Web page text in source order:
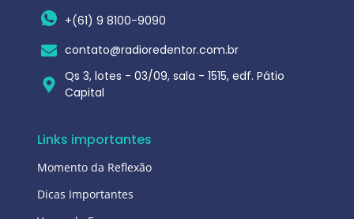
+(61) 9 8100-9090
contato@radioredentor.com.br
Qs 3, lotes - 03/09, sala - 1515, edf. Pátio
Capital
Links importantes
Momento da Reflexão
Dicas Importantes